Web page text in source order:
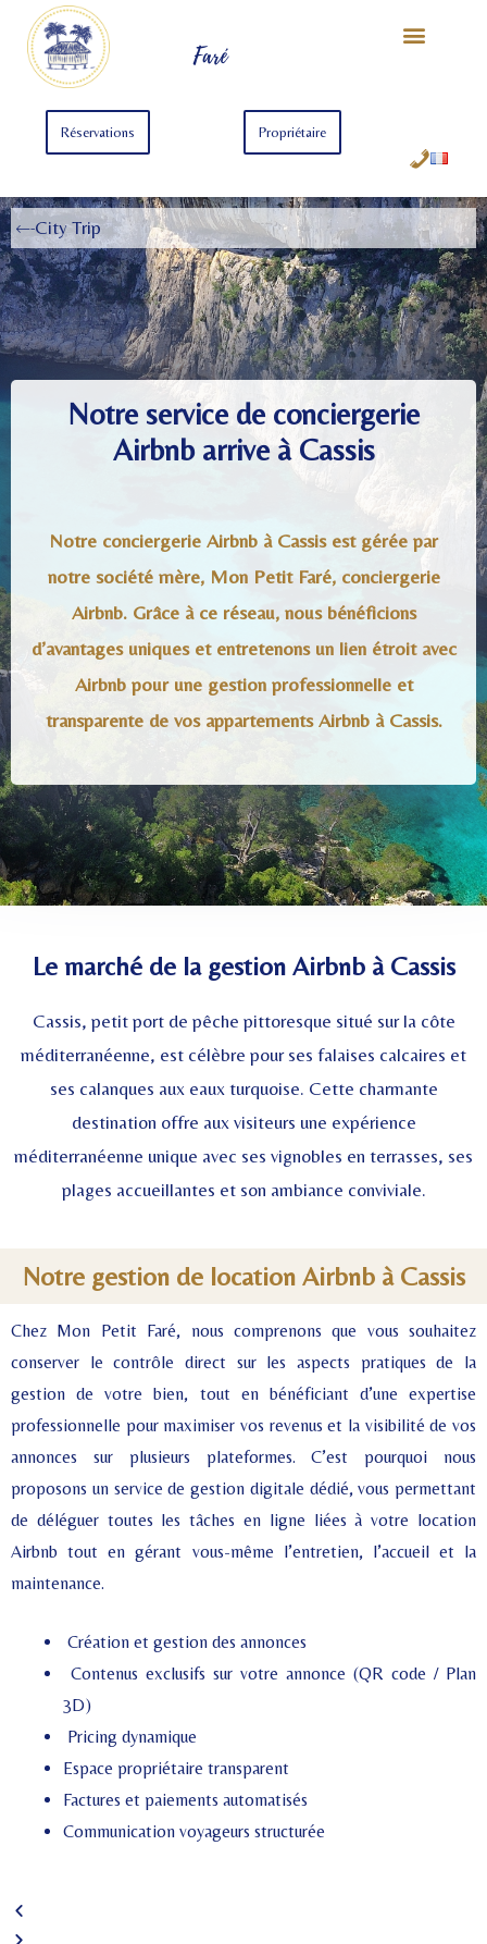
Faré
Réservations Propriétaire
City Trip
Notre service de conciergerie
Airbnb arrive à Cassis
Notre conciergerie Airbnb à Cassis est gérée par
notre société mère, Mon Petit Faré, conciergerie
Airbnb. Grâce à ce réseau, nous bénéficions
d’avantages uniques et entretenons un lien étroit avec
Airbnb pour une gestion professionnelle et
transparente de vos appartements Airbnb à Cassis.
Le marché de la gestion Airbnb à Cassis
Cassis, petit port de pêche pittoresque situé sur la côte
méditerranéenne, est célèbre pour ses falaises calcaires et
ses calanques aux eaux turquoise. Cette charmante
destination offre aux visiteurs une expérience
méditerranéenne unique avec ses vignobles en terrasses, ses
plages accueillantes et son ambiance conviviale.
Notre gestion de location Airbnb à Cassis
Chez Mon Petit Faré, nous comprenons que vous souhaitez
conserver le contrôle direct sur les aspects pratiques de la
gestion de votre bien, tout en bénéficiant d’une expertise
professionnelle pour maximiser vos revenus et la visibilité de vos
annonces sur plusieurs plateformes. C’est pourquoi nous
proposons un service de gestion digitale dédié, vous permettant
de déléguer toutes les tâches en ligne liées à votre location
Airbnb tout en gérant vous-même l’entretien, l’accueil et la
maintenance.
Création et gestion des annonces
Contenus exclusifs sur votre annonce (QR code / Plan
3D)
Pricing dynamique
Espace propriétaire transparent
Factures et paiements automatisés
Communication voyageurs structurée